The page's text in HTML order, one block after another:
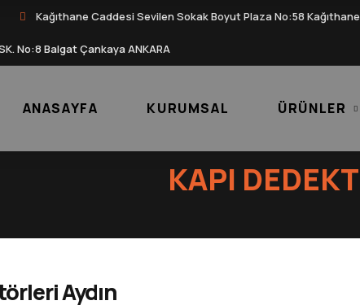
Kağıthane Caddesi Sevilen Sokak Boyut Plaza No:58
No:8 Balgat Çankaya ANKARA
ANASAYFA KURUMSAL ÜRÜNLER
KAPI
Aydın